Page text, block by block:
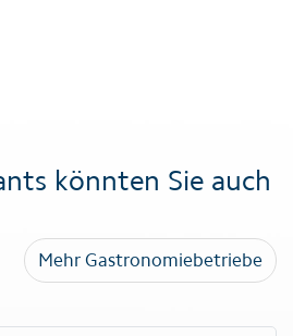
könnten Sie auch
Mehr Gastronomiebetriebe